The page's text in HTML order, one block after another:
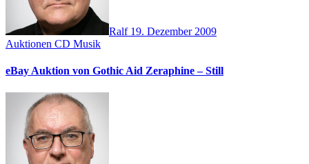
Ralf 19. Dezember 2009
Auktionen CD Musik
eBay Auktion von Gothic Aid Zeraphine – Still